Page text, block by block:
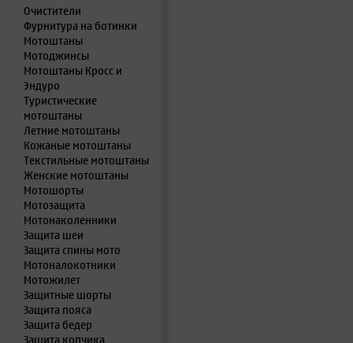
Очистители
Фурнитура на ботинки
Мотоштаны
Мотоджинсы
Мотоштаны Кросс и
Эндуро
Туристические
мотоштаны
Летние мотоштаны
Кожаные мотоштаны
Текстильные мотоштаны
Женские мотоштаны
Мотошорты
Мотозащита
Мотонаколенники
Защита шеи
Защита спины мото
Мотоналокотники
Мотожилет
Защитные шорты
Защита пояса
Защита бедер